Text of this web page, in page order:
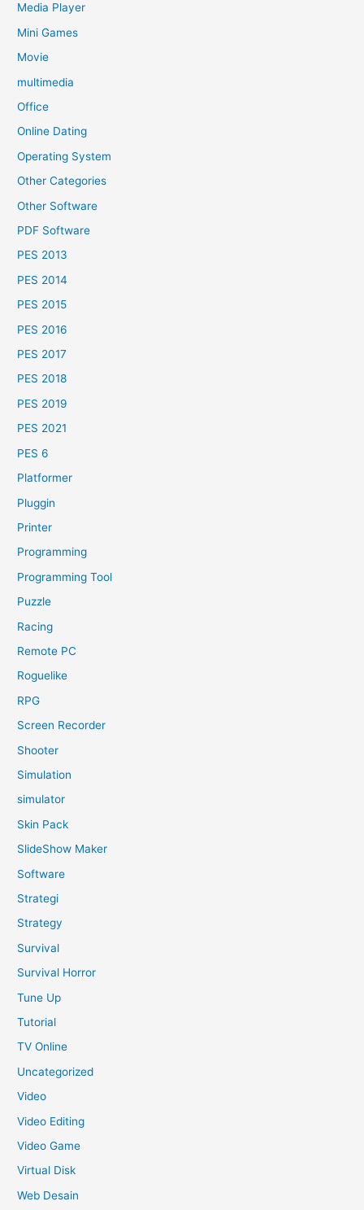
Media Player
Mini Games
Movie
multimedia
Office
Online Dating
Operating System
Other Categories
Other Software
PDF Software
PES 2013
PES 2014
PES 2015
PES 2016
PES 2017
PES 2018
PES 2019
PES 2021
PES 6
Platformer
Pluggin
Printer
Programming
Programming Tool
Puzzle
Racing
Remote PC
Roguelike
RPG
Screen Recorder
Shooter
Simulation
simulator
Skin Pack
SlideShow Maker
Software
Strategi
Strategy
Survival
Survival Horror
Tune Up
Tutorial
TV Online
Uncategorized
Video
Video Editing
Video Game
Virtual Disk
Web Desain